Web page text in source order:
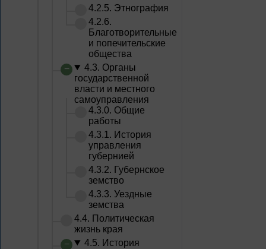
4.2.5. Этнография
4.2.6.
Благотворительные
и попечительские
общества
4.3. Органы
государственной
власти и местного
самоуправления
4.3.0. Общие
работы
4.3.1. История
управления
губернией
4.3.2. Губернское
земство
4.3.3. Уездные
земства
4.4. Политическая
жизнь края
4.5. История